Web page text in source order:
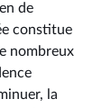
de
constitue
nombreux
la